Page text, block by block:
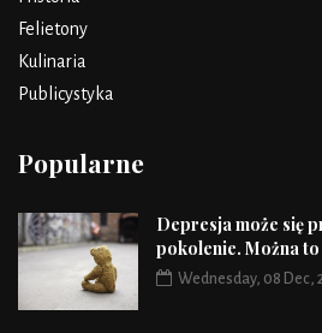
Felietony
Kulinaria
Publicystyka
Popularne
Depresja może się
pokolenie. Można
Wednesday, 08 Dec,